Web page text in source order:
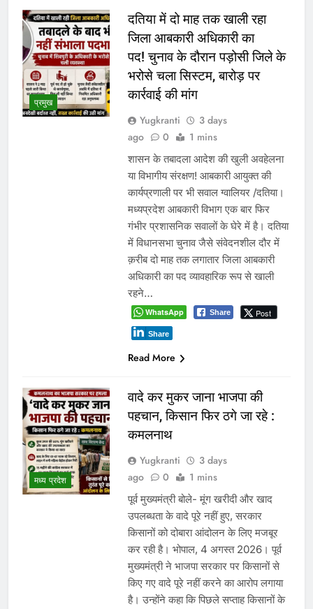
प्रमुख
दतिया में दो माह तक खाली रहा
जिला आबकारी अधिकारी का
पद! चुनाव के दौरान पड़ोसी जिले के
भरोसे चला सिस्टम, बारोड़ पर
कार्रवाई की मांग
Yugkranti
3 days
ago
0 1 mins
शासन के तबादला आदेश की खुली अवहेलना
या विभागीय संरक्षण! आबकारी आयुक्त की
कार्यप्रणाली पर भी सवाल ग्वालियर /दतिया।
मध्यप्रदेश आबकारी विभाग एक बार फिर
गंभीर प्रशासनिक सवालों के घेरे में है। दतिया
में विधानसभा चुनाव जैसे संवेदनशील दौर में
क़रीब दो माह तक लगातार जिला आबकारी
अधिकारी का पद व्यावहारिक रूप से खाली
रहने…
WhatsApp Share Post
Share
Read More
मध्य प्रदेश
वादे कर मुकर जाना भाजपा की
पहचान, किसान फिर ठगे जा रहे :
कमलनाथ
Yugkranti
3 days
ago
0 1 mins
पूर्व मुख्यमंत्री बोले- मूंग खरीदी और खाद
उपलब्धता के वादे पूरे नहीं हुए, सरकार
किसानों को दोबारा आंदोलन के लिए मजबूर
कर रही है। भोपाल, 4 अगस्त 2026। पूर्व
मुख्यमंत्री ने भाजपा सरकार पर किसानों से
किए गए वादे पूरे नहीं करने का आरोप लगाया
है। उन्होंने कहा कि पिछले सप्ताह किसानों के